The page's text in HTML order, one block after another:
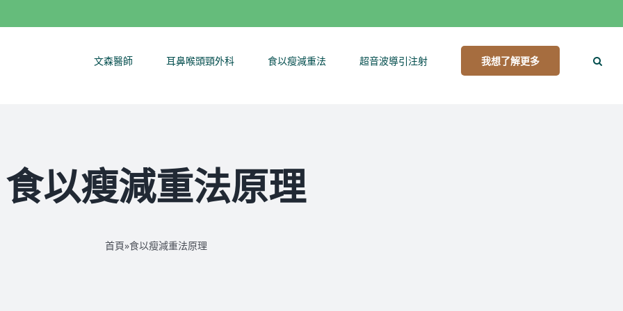
文森醫師 耳鼻喉頭頸外科 食以瘦減重法 超音波導引注射 我想了解更多
食以瘦減重法原理
首頁»食以瘦減重法原理